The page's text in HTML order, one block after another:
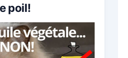
poil!